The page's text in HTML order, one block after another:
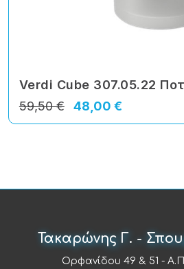
Verdi Cube 307.05.22
48,00 €
59,50 €
Τακαρώνης Γ. -
Ορφανίδου 49 & 51 -